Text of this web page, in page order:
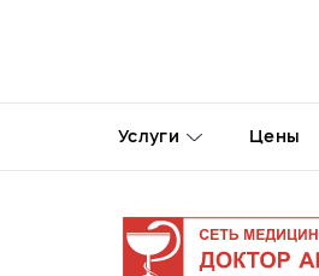
Услуги Цены